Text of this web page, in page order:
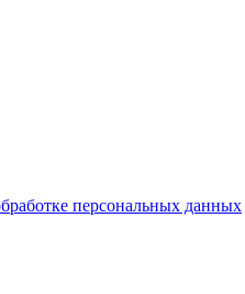
персональных данных